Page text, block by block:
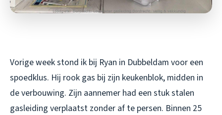
Vorige week stond ik bij Ryan in Dubbeldam voor een
spoedklus. Hij rook gas bij zijn keukenblok, midden in
de verbouwing. Zijn aannemer had een stuk stalen
gasleiding verplaatst zonder af te persen. Binnen 25